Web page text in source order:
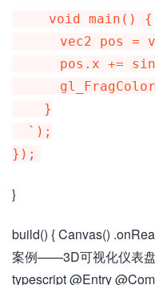
}
build() { Canvas()
案例——3D可视化仪表盘
typescript @Entry